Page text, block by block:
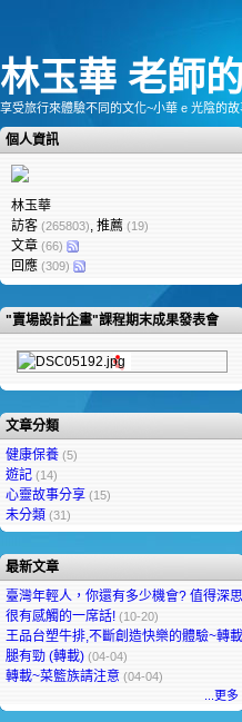
林玉華 老師
享受旅行來體驗不同的文化~小華 e 光陰的故
個人資訊
林玉華
訪客 (265803), 推薦 (19)
文章 (66)
回應 (309)
"賣場設計企畫"課程期末成果發表會
文章分類
健康保養 (5)
遊記 (14)
心靈故事分享 (15)
未分類 (31)
最新文章
臺灣年輕人，你還有多少機會? 值得深思
很有感觸的一席話! (10-20)
王品台塑牛排,不斷創造快樂的體驗~轉載
腿有勁 (轉載) (04-04)
轉載~菜籃族請注意 (04-04)
...更多